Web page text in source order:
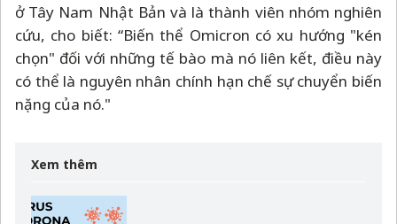
ở Tây Nam Nhật Bản và là thành viên nhóm nghiên
cứu, cho biết: “Biến thể Omicron có xu hướng "kén
chọn" đối với những tế bào mà nó liên kết, điều này
có thể là nguyên nhân chính hạn chế sự chuyển biến
nặng của nó."
Xem thêm